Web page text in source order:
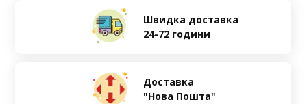
Швидка доставка
24-72 години
Доставка
"Нова Пошта"